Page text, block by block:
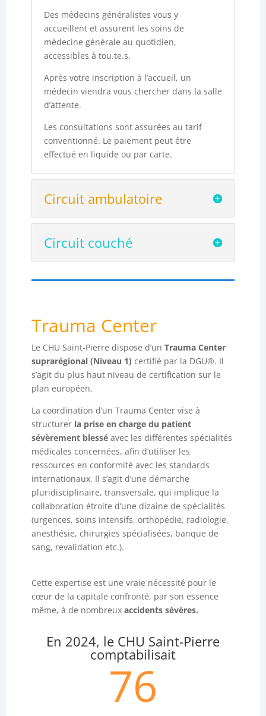
Des médecins généralistes vous y
accueillent et assurent les soins de
médecine générale au quotidien,
accessibles à tou.te.s.
Après votre inscription à l’accueil, un
médecin viendra vous chercher dans la salle
d’attente.
Les consultations sont assurées au tarif
conventionné. Le paiement peut être
effectué en liquide ou par carte.
Circuit ambulatoire
Circuit couché
Trauma Center
Le CHU Saint-Pierre dispose d’un Trauma Center
suprarégional (Niveau 1) certifié par la DGU®. Il
s’agit du plus haut niveau de certification sur le
plan européen.
La coordination d’un Trauma Center vise à
structurer la prise en charge du patient
sévèrement blesséavec les différentes spécialités
médicales concernées, afin d’utiliser les
ressources en conformité avec les standards
internationaux. Il s’agit d’une démarche
pluridisciplinaire, transversale, qui implique la
collaboration étroite d’une dizaine de spécialités
(urgences, soins intensifs, orthopédie, radiologie,
anesthésie, chirurgies spécialisées, banque de
sang, revalidation etc.).
Cette expertise est une vraie nécessité pour le
cœur de la capitale confronté, par son essence
même, à de nombreux accidents sévères.
En 2024, le CHU Saint-Pierre
comptabilisait
76